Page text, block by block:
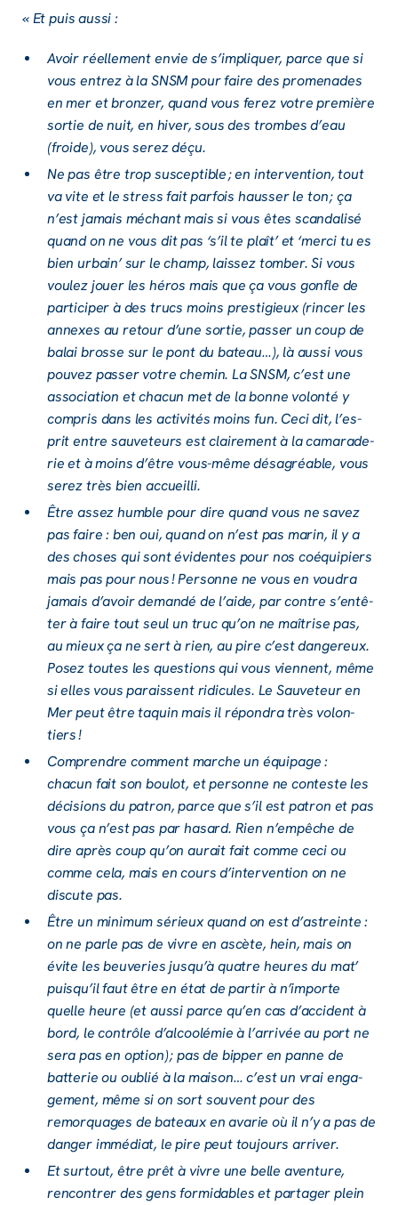
« Et puis aussi :
Avoir réel­le­ment envie de s’im­pliquer, parce que si
vous entrez à la SNSM pour faire des prome­nades
en mer et bron­zer, quand vous ferez votre première
sortie de nuit, en hiver, sous des trombes d’eau
(froide), vous serez déçu.
Ne pas être trop suscep­tible ; en inter­ven­tion, tout
va vite et le stress fait parfois haus­ser le ton ; ça
n’est jamais méchant mais si vous êtes scan­da­lisé
quand on ne vous dit pas ‘s’il te plaît’ et ‘merci tu es
bien urbain’ sur le champ, lais­sez tomber. Si vous
voulez jouer les héros mais que ça vous gonfle de
parti­ci­per à des trucs moins pres­ti­gieux (rincer les
annexes au retour d’une sortie, passer un coup de
balai brosse sur le pont du bateau…), là aussi vous
pouvez passer votre chemin. La SNSM, c’est une
asso­cia­tion et chacun met de la bonne volonté y
compris dans les acti­vi­tés moins fun. Ceci dit, l’es­
prit entre sauve­teurs est clai­re­ment à la cama­ra­de­
rie et à moins d’être vous-même désa­gréable, vous
serez très bien accueilli.
Être assez humble pour dire quand vous ne savez
pas faire : ben oui, quand on n’est pas marin, il y a
des choses qui sont évidentes pour nos coéqui­piers
mais pas pour nous ! Personne ne vous en voudra
jamais d’avoir demandé de l’aide, par contre s’en­tê­
ter à faire tout seul un truc qu’on ne maîtrise pas,
au mieux ça ne sert à rien, au pire c’est dange­reux.
Posez toutes les ques­tions qui vous viennent, même
si elles vous paraissent ridi­cules. Le Sauve­teur en
Mer peut être taquin mais il répon­dra très volon­
tiers !
Comprendre comment marche un équi­page :
chacun fait son boulot, et personne ne conteste les
déci­sions du patron, parce que s’il est patron et pas
vous ça n’est pas par hasard. Rien n’em­pêche de
dire après coup qu’on aurait fait comme ceci ou
comme cela, mais en cours d’in­ter­ven­tion on ne
discute pas.
Être un mini­mum sérieux quand on est d’as­treinte :
on ne parle pas de vivre en ascète, hein, mais on
évite les beuve­ries jusqu’à quatre heures du mat’
puisqu’il faut être en état de partir à n’im­porte
quelle heure (et aussi parce qu’en cas d’ac­ci­dent à
bord, le contrôle d’al­coo­lé­mie à l’ar­ri­vée au port ne
sera pas en option) ; pas de bipper en panne de
batte­rie ou oublié à la maison… c’est un vrai enga­
ge­ment, même si on sort souvent pour des
remorquages de bateaux en avarie où il n’y a pas de
danger immé­diat, le pire peut toujours arri­ver.
Et surtout, être prêt à vivre une belle aven­ture,
rencon­trer des gens formi­dables et parta­ger plein